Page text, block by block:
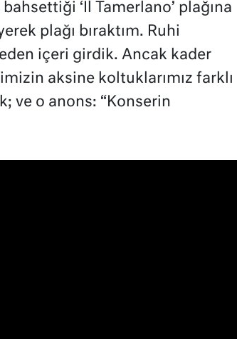
‘Il Tamerlano’ plağına
plağı bıraktım. Ruhi
içeri girdik. Ancak kader
aksine koltuklarımız farklı
ve o anons: “Konserin